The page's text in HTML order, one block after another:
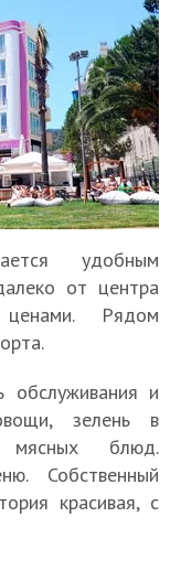
удобным
от центра
Рядом
обслуживания и
зелень в
мясных блюд.
Собственный
красивая, с